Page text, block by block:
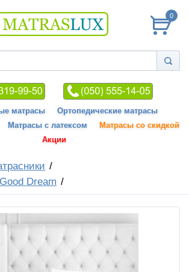
0
матрасы
Ортопедические матрасы
Матрасы с латексом
Матрасы со скидкой
Акции
Dream